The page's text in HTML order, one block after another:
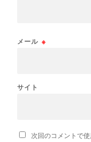
メール ※
サイト
次回のコメントで